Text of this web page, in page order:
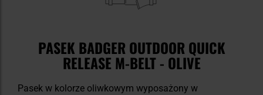
PASEK BADGER OUTDOOR QUICK
RELEASE M-BELT - OLIVE
Pasek w kolorze oliwkowym wyposażony w